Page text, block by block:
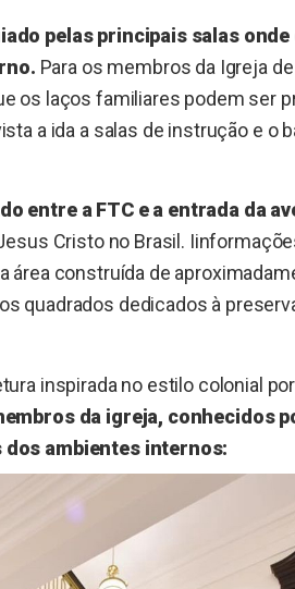
pelas principais salas
Para os membros da Igreja
os laços familiares podem ser
a ida a salas de instrução e o
entre a FTC e a entrada da
Cristo no Brasil.
área construída de
quadrados dedicados à
inspirada no estilo colonial
da igreja, conhecidos
ambientes internos: